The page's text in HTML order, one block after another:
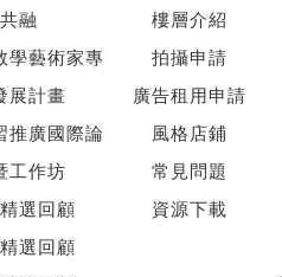
共融
學藝術家專
展計畫
推廣國際論
工作坊
選回顧
選回顧
樓層介紹
拍攝申請
廣告租用申請
風格店鋪
常見問題
資源下載